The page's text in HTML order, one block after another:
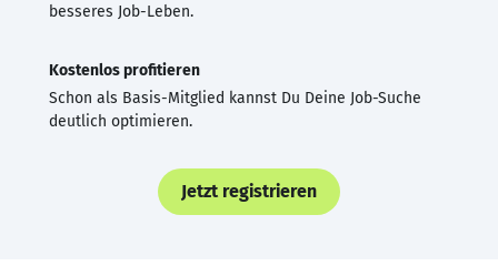
besseres Job-Leben.
Kostenlos profitieren
Schon als Basis-Mitglied kannst Du Deine Job-Suche
deutlich optimieren.
Jetzt registrieren